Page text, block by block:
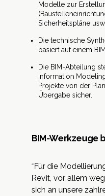
Modelle zur
Sicherheitspläne
Die technische
basiert auf einem
Die BIM-Abteilung
Information
Projekte von der
Übergabe sicher.
BIM-Werkzeuge
“Für die
Revit, vor allem
sich an unsere